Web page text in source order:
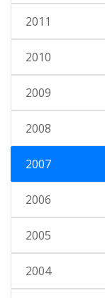
2011
2010
2009
2008
2007
2006
2005
2004